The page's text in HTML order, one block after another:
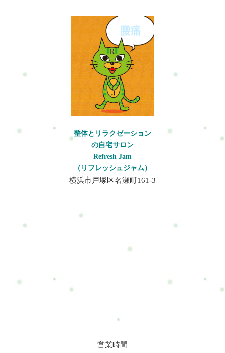
整体とリラクゼーション
の自宅サロン
Refresh Jam
（リフレッシュジャム）
横浜市戸塚区名瀬町161-3
営業時間